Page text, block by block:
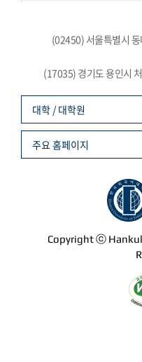
(02450) 서울특별시
(17035) 경기도 용인시
Copyright ⓒ
대학 / 대학원
주요 홈페이지